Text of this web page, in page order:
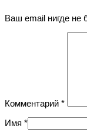
Ваш email нигде не
Комментарий *
Имя *